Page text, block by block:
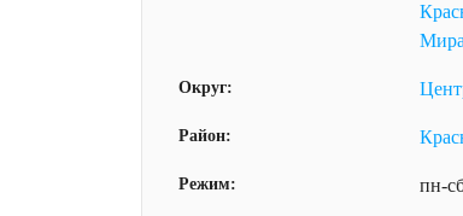
Округ:
Район:
Режим: пн-